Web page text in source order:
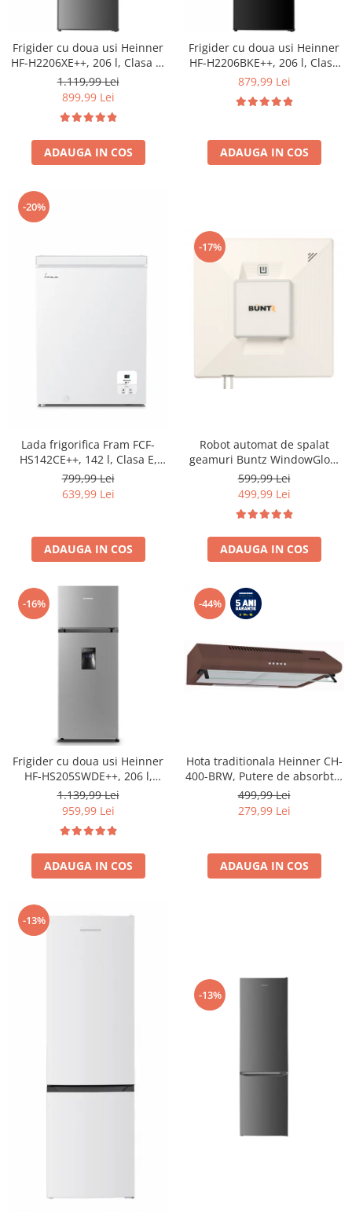
Frigider cu doua usi Heinner
HF-H2206XE++, 206 l, Clasa E,
lumina LED, 3 rafturi de sticla,
H 143 cm, Inox
1.119,99 Lei
899,99 Lei
ADAUGA IN COS
Frigider cu doua usi Heinner
HF-H2206BKE++, 206 l, Clasa
E, lumina LED, 3 rafturi de
879,99 Lei
ADAUGA IN COS
-20%
Lada frigorifica Fram FCF-
HS142CE++, 142 l, Clasa E,
Convertibil
Frigider/Congelator, Control
electronic, Display digital, Alb
799,99 Lei
639,99 Lei
ADAUGA IN COS
-17%
Robot automat de spalat
geamuri Buntz WindowGlow
BRC-J2– Putere de 72W,
2500Pa, tehnologie duala de
pulverizare, sistem anti-urme
și control inteligent, Alb
599,99 Lei
499,99 Lei
ADAUGA IN COS
-16%
Frigider cu doua usi Heinner
HF-HS205SWDE++, 206 l,
Dozator de apa, Iluminare
LED, H 143.4 cm, Clasa E,
Argintiu
1.139,99 Lei
959,99 Lei
ADAUGA IN COS
-44%
Hota traditionala Heinner CH-
400-BRW, Putere de absorbtie
326.4 mc/h, 2 motoare, 60 cm,
Maro
499,99 Lei
279,99 Lei
ADAUGA IN COS
-13%
-13%